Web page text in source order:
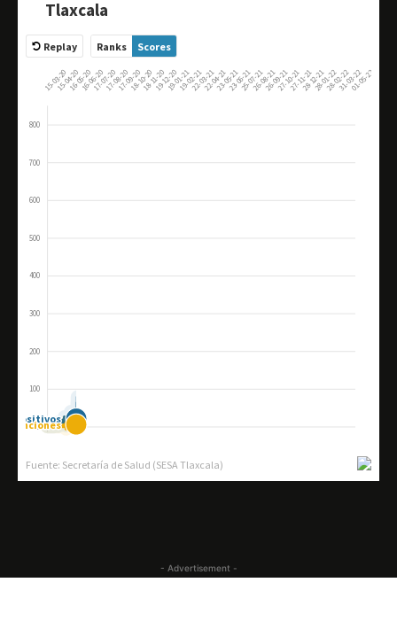
- Advertisement -